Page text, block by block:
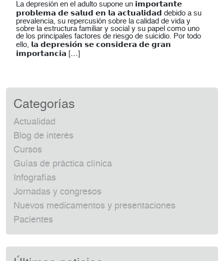
La depresión en el adulto supone un 𝗶𝗺𝗽𝗼𝗿𝘁𝗮𝗻𝘁𝗲
𝗽𝗿𝗼𝗯𝗹𝗲𝗺𝗮 𝗱𝗲 𝘀𝗮𝗹𝘂𝗱 𝗲𝗻 𝗹𝗮 𝗮𝗰𝘁𝘂𝗮𝗹𝗶𝗱𝗮𝗱 debido a su
prevalencia, su repercusión sobre la calidad de vida y
sobre la estructura familiar y social y su papel como uno
de los principales factores de riesgo de suicidio. Por todo
ello, 𝗹𝗮 𝗱𝗲𝗽𝗿𝗲𝘀𝗶𝗼́𝗻 𝘀𝗲 𝗰𝗼𝗻𝘀𝗶𝗱𝗲𝗿𝗮 𝗱𝗲 𝗴𝗿𝗮𝗻
𝗶𝗺𝗽𝗼𝗿𝘁𝗮𝗻𝗰𝗶𝗮 […]
Categorías
Actualidad
Blog de interés
Cursos
Guías de práctica clínica
Infografías
Jornadas y congresos
Nuevos medicamentos y presentaciones
Pacientes